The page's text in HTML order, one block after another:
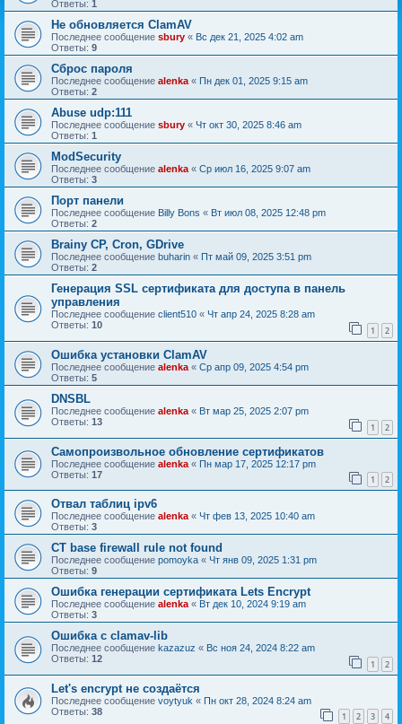
Ответы: 1
Не обновляется ClamAV
Последнее сообщение sbury « Вс дек 21, 2025 4:02 am
Ответы: 9
Сброс пароля
Последнее сообщение alenka « Пн дек 01, 2025 9:15 am
Ответы: 2
Abuse udp:111
Последнее сообщение sbury « Чт окт 30, 2025 8:46 am
Ответы: 1
ModSecurity
Последнее сообщение alenka « Ср июл 16, 2025 9:07 am
Ответы: 3
Порт панели
Последнее сообщение Billy Bons « Вт июл 08, 2025 12:48 pm
Ответы: 2
Brainy CP, Cron, GDrive
Последнее сообщение buharin « Пт май 09, 2025 3:51 pm
Ответы: 2
Генерация SSL сертификата для доступа в панель
управления
Последнее сообщение client510 « Чт апр 24, 2025 8:28 am
Ответы: 10 1 2
Ошибка установки ClamAV
Последнее сообщение alenka « Ср апр 09, 2025 4:54 pm
Ответы: 5
DNSBL
Последнее сообщение alenka « Вт мар 25, 2025 2:07 pm
Ответы: 13 1 2
Самопроизвольное обновление сертификатов
Последнее сообщение alenka « Пн мар 17, 2025 12:17 pm
Ответы: 17 1 2
Отвал таблиц ipv6
Последнее сообщение alenka « Чт фев 13, 2025 10:40 am
Ответы: 3
CT base firewall rule not found
Последнее сообщение pomoyka « Чт янв 09, 2025 1:31 pm
Ответы: 9
Ошибка генерации сертификата Lets Encrypt
Последнее сообщение alenka « Вт дек 10, 2024 9:19 am
Ответы: 3
Ошибка с clamav-lib
Последнее сообщение kazazuz « Вс ноя 24, 2024 8:22 am
Ответы: 12 1 2
Let's encrypt не создаётся
Последнее сообщение voytyuk « Пн окт 28, 2024 8:24 am
Ответы: 38 1 2 3 4